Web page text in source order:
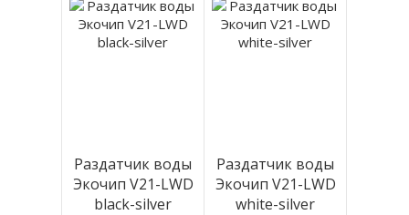
Раздатчик воды
Экочип V21-LWD
black-silver
Раздатчик воды
Экочип V21-LWD
white-silver